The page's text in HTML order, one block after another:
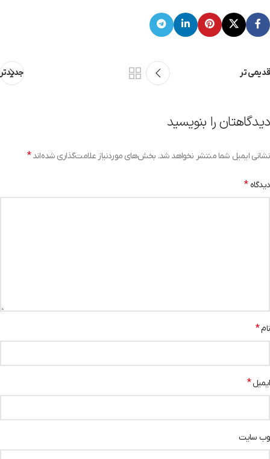
جدیدتر قدیمی تر
دیدگاهتان را بنویسید
نشانی ایمیل شما منتشر نخواهد شد. بخش‌های موردنیاز علامت‌گذاری شده‌اند*
دیدگاه*
نام*
ایمیل*
وب‌ سایت